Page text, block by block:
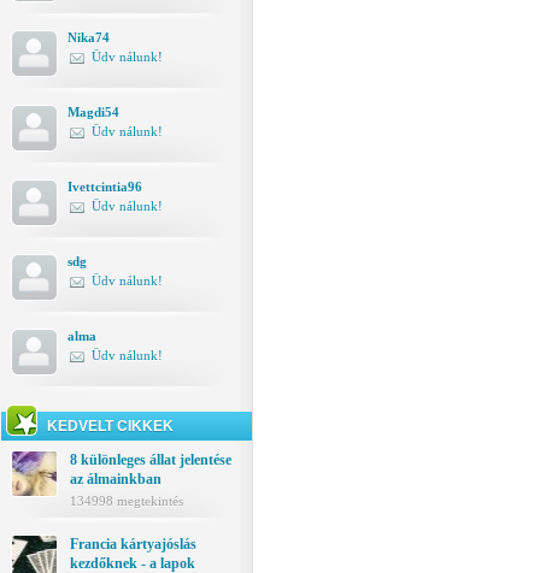
Nika74
Üdv nálunk!
Magdi54
Üdv nálunk!
Ivettcintia96
Üdv nálunk!
sdg
Üdv nálunk!
alma
Üdv nálunk!
KEDVELT CIKKEK
8 különleges állat jelentése
az álmainkban
134998 megtekintés
Francia kártyajóslás
kezdőknek - a lapok